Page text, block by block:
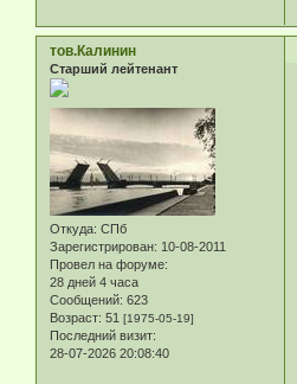
тов.Калинин
Старший лейтенант
Откуда: СПб
Зарегистрирован: 10-08-2011
Провел на форуме:
28 дней 4 часа
Сообщений: 623
Возраст: 51 [1975-05-19]
Последний визит:
28-07-2026 20:08:40